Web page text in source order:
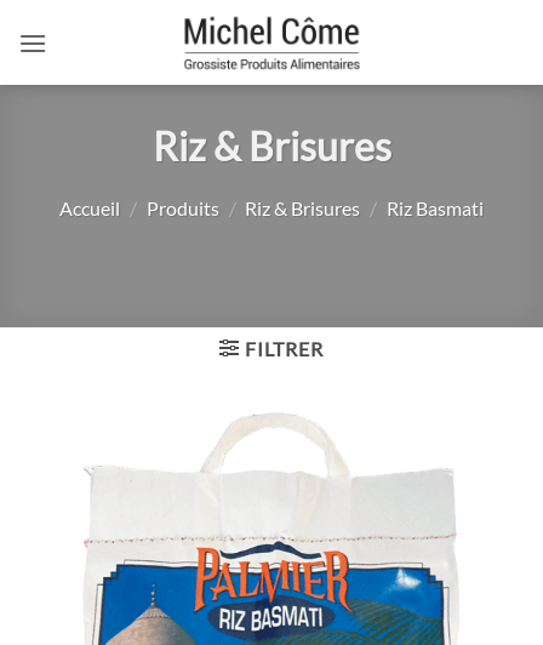
Riz & Brisures
Accueil / Produits / Riz & Brisures / Riz Basmati
FILTRER